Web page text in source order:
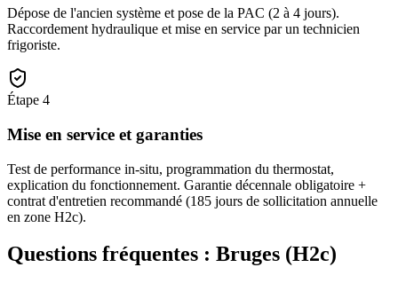
Dépose de l'ancien système et pose de la PAC (2 à 4 jours).
Raccordement hydraulique et mise en service par un technicien
frigoriste.
Étape 4
Mise en service et garanties
Test de performance in-situ, programmation du thermostat,
explication du fonctionnement. Garantie décennale obligatoire +
contrat d'entretien recommandé (185 jours de sollicitation annuelle
en zone H2c).
Questions fréquentes : Bruges (H2c)